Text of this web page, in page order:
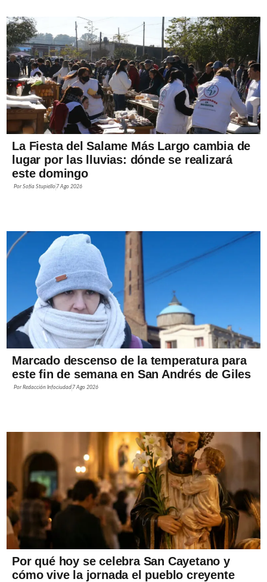
La Fiesta del Salame Más Largo cambia de
lugar por las lluvias: dónde se realizará
este domingo
PorSofía Stupiello 7 Ago 2026
Marcado descenso de la temperatura para
este fin de semana en San Andrés de Giles
PorRedacción Infociudad 7 Ago 2026
Por qué hoy se celebra San Cayetano y
cómo vive la jornada el pueblo creyente